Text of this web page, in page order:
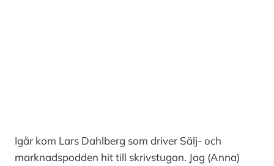
Igår kom Lars Dahlberg som driver Sälj- och
marknadspodden hit till skrivstugan. Jag (Anna)